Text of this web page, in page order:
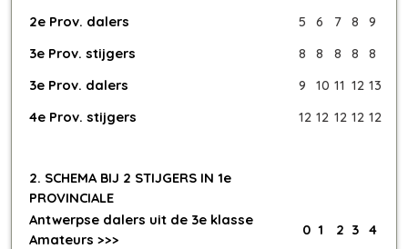
2e Prov. dalers
5 6 7 8
9
3e Prov. stijgers
8 8 8 8
8
3e Prov. dalers
9 10 11 12 13
4e Prov. stijgers
12 12 12 12 12
2. SCHEMA BIJ 2 STIJGERS IN 1e
PROVINCIALE
Antwerpse dalers uit de 3e klasse
Amateurs >>>
0 1 2 3 4